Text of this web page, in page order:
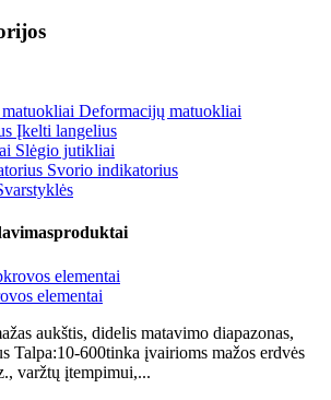
Deformacijų matuokliai
Įkelti langelius
Slėgio jutikliai
Svorio indikatorius
produktai
elementai
aukštis, didelis matavimo diapazonas,
Talpa:10-600tinka įvairioms mažos erdvės
varžtų įtempimui,...